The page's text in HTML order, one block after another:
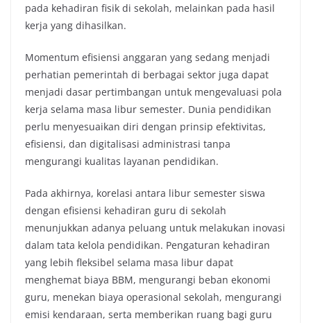
pada kehadiran fisik di sekolah, melainkan pada hasil
kerja yang dihasilkan.
Momentum efisiensi anggaran yang sedang menjadi
perhatian pemerintah di berbagai sektor juga dapat
menjadi dasar pertimbangan untuk mengevaluasi pola
kerja selama masa libur semester. Dunia pendidikan
perlu menyesuaikan diri dengan prinsip efektivitas,
efisiensi, dan digitalisasi administrasi tanpa
mengurangi kualitas layanan pendidikan.
Pada akhirnya, korelasi antara libur semester siswa
dengan efisiensi kehadiran guru di sekolah
menunjukkan adanya peluang untuk melakukan inovasi
dalam tata kelola pendidikan. Pengaturan kehadiran
yang lebih fleksibel selama masa libur dapat
menghemat biaya BBM, mengurangi beban ekonomi
guru, menekan biaya operasional sekolah, mengurangi
emisi kendaraan, serta memberikan ruang bagi guru